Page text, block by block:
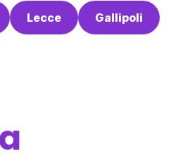
Lecce Gallipoli